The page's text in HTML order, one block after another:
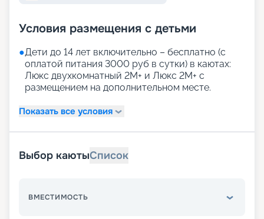
Условия размещения с детьми
●Дети до 14 лет включительно – бесплатно (с
оплатой питания 3000 руб в сутки) в каютах:
Люкс двухкомнатный 2М+ и Люкс 2М+ с
размещением на дополнительном месте.
Показать все условия
Выбор каютыСписок
ВМЕСТИМОСТЬ